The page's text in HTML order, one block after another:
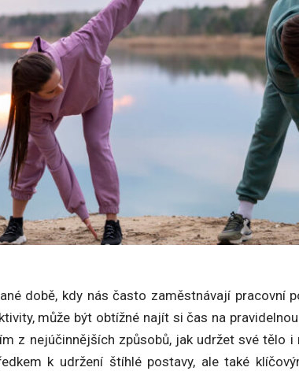
době, kdy nás často zaměstnávají pracovní
může být obtížné najít si čas na
z nejúčinnějších způsobů, jak udržet své tělo
k udržení štíhlé postavy, ale také